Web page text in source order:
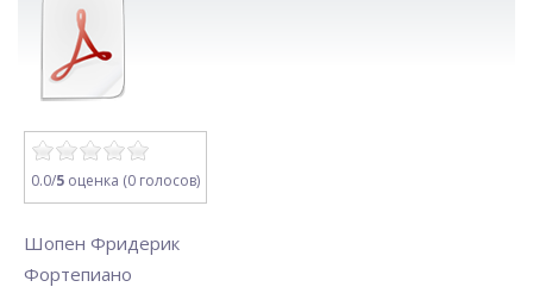
0.0/5 оценка (0 голосов)
Шопен Фридерик
Фортепиано